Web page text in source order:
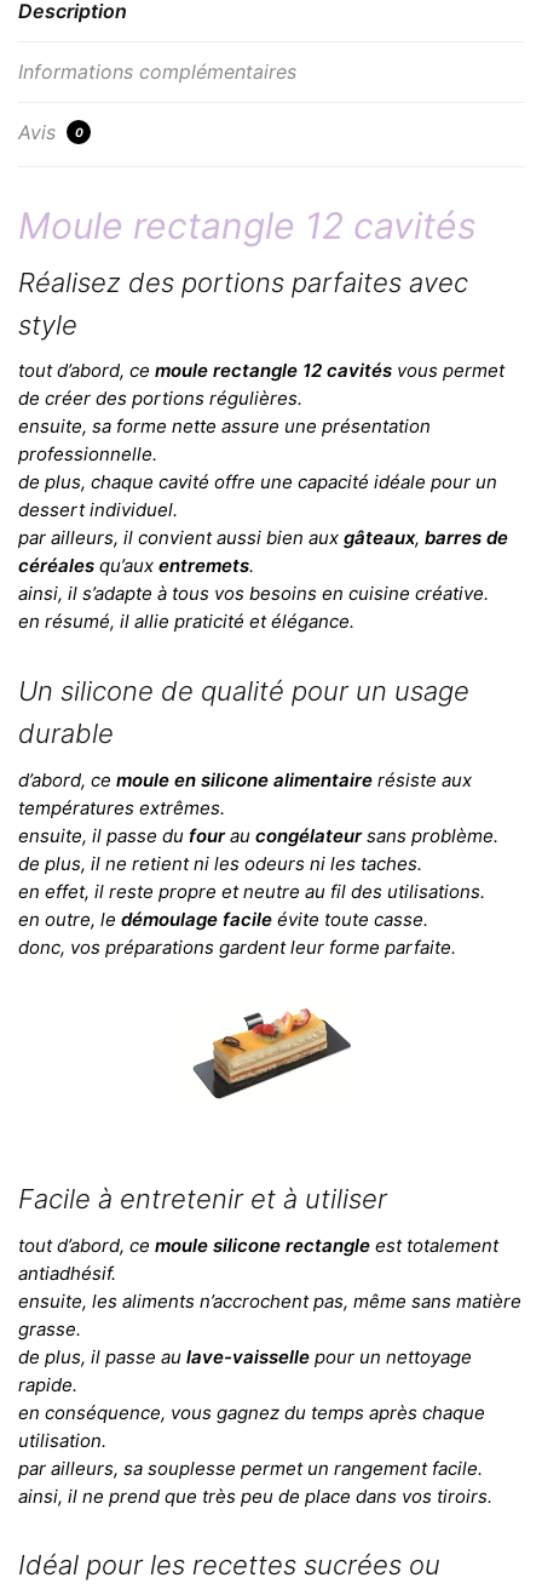
Description
Informations complémentaires
Avis 0
Moule rectangle 12 cavités
Réalisez des portions parfaites avec
style
tout d’abord, ce moule rectangle 12 cavités vous permet
de créer des portions régulières.
ensuite, sa forme nette assure une présentation
professionnelle.
de plus, chaque cavité offre une capacité idéale pour un
dessert individuel.
par ailleurs, il convient aussi bien aux gâteaux, barres de
céréales qu’aux entremets.
ainsi, il s’adapte à tous vos besoins en cuisine créative.
en résumé, il allie praticité et élégance.
Un silicone de qualité pour un usage
durable
d’abord, ce moule en silicone alimentaire résiste aux
températures extrêmes.
ensuite, il passe du fourau congélateursans problème.
de plus, il ne retient ni les odeurs ni les taches.
en effet, il reste propre et neutre au fil des utilisations.
en outre, le démoulage facile évite toute casse.
donc, vos préparations gardent leur forme parfaite.
Facile à entretenir et à utiliser
tout d’abord, ce moule silicone rectangle est totalement
antiadhésif.
ensuite, les aliments n’accrochent pas, même sans matière
grasse.
de plus, il passe au lave-vaisselle pour un nettoyage
rapide.
en conséquence, vous gagnez du temps après chaque
utilisation.
par ailleurs, sa souplesse permet un rangement facile.
ainsi, il ne prend que très peu de place dans vos tiroirs.
Idéal pour les recettes sucrées ou